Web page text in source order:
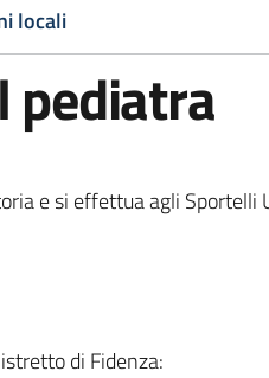
locali
pediatra
e si effettua agli
di Fidenza: